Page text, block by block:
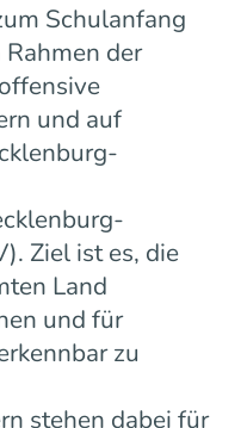
Schulanfang
der
und auf
Ziel ist es, die
Land
und für
zu
stehen dabei für